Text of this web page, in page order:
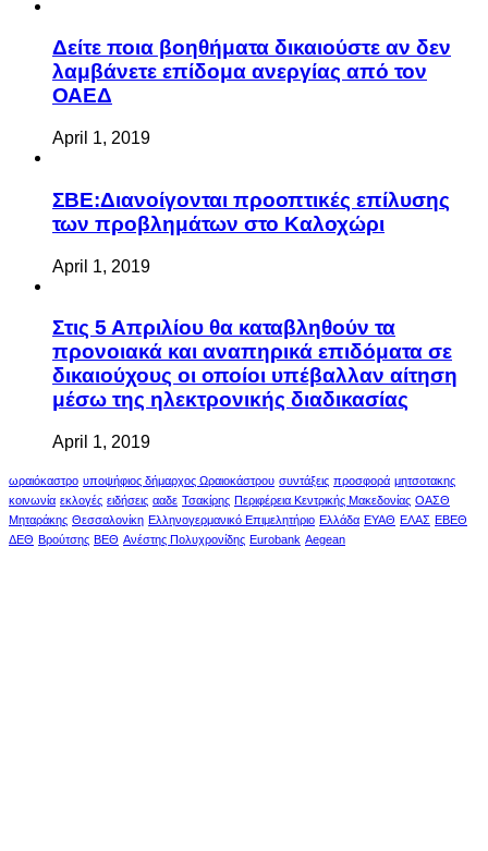
Δείτε ποια βοηθήματα δικαιούστε αν δεν
λαμβάνετε επίδομα ανεργίας από τον
ΟΑΕΔ
April 1, 2019
ΣΒΕ:Διανοίγονται προοπτικές επίλυσης
των προβλημάτων στο Καλοχώρι
April 1, 2019
Στις 5 Απριλίου θα καταβληθούν τα
προνοιακά και αναπηρικά επιδόματα σε
δικαιούχους οι οποίοι υπέβαλλαν αίτηση
μέσω της ηλεκτρονικής διαδικασίας
April 1, 2019
ωραιόκαστρο υποψήφιος δήμαρχος Ωραιοκάστρου συντάξεις προσφορά μητσοτακης
κοινωνία εκλογές ειδήσεις ααδε Τσακίρης Περιφέρεια Κεντρικής Μακεδονίας ΟΑΣΘ
Μηταράκης Θεσσαλονίκη Ελληνογερμανικό Επιμελητήριο Ελλάδα ΕΥΑΘ ΕΛΑΣ ΕΒΕΘ
ΔΕΘ Βρούτσης ΒΕΘ Ανέστης Πολυχρονίδης Eurobank Aegean